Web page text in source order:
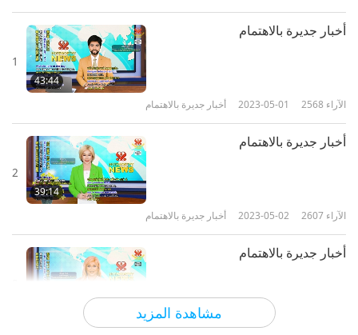
مشاهدة المزيد
1
43:44
أخبار جديرة بالاهتمام
أخبار جديرة بالاهتمام 2023-05-01 2568 الآراء
2
39:14
أخبار جديرة بالاهتمام
أخبار جديرة بالاهتمام 2023-05-02 2607 الآراء
أخبار جديرة بالاهتمام
أخبار جديرة بالاهتمام 2023-05-03